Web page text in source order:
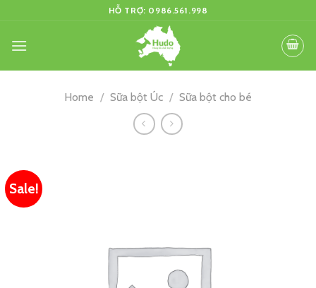
content
HỖ TRỢ: 0986.561.998
Home / Sữa bột Úc / Sữa bột cho bé
Sale!